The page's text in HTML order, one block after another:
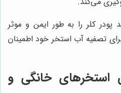
پودر کلر را به طور ایمن و موثر
تصفیه آب استخر خود اطمینان
استخرهای خانگی و